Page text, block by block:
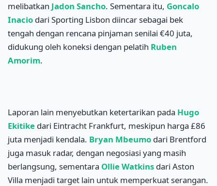
melibatkan Jadon Sancho. Sementara itu, Goncalo
Inacio dari Sporting Lisbon diincar sebagai bek
tengah dengan rencana pinjaman senilai €40 juta,
didukung oleh koneksi dengan pelatih Ruben
Amorim.
Laporan lain menyebutkan ketertarikan pada Hugo
Ekitike dari Eintracht Frankfurt, meskipun harga £86
juta menjadi kendala. Bryan Mbeumo dari Brentford
juga masuk radar, dengan negosiasi yang masih
berlangsung, sementara Ollie Watkins dari Aston
Villa menjadi target lain untuk memperkuat serangan.